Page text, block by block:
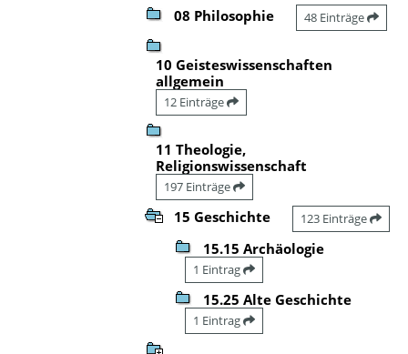
08 Philosophie 48 Einträge
10 Geisteswissenschaften
allgemein
12 Einträge
11 Theologie,
Religionswissenschaft
197 Einträge
15 Geschichte 123 Einträge
15.15 Archäologie
1 Eintrag
15.25 Alte Geschichte
1 Eintrag